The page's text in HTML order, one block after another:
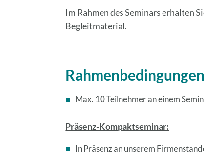
Im Rahmen des Seminars erhalten
Begleitmaterial.
Max. 10 Teilnehmer an einem
Präsenz-Kompaktseminar:
In Präsenz an unserem